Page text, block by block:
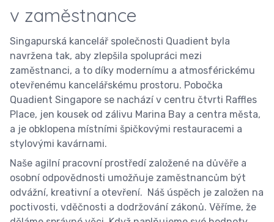
v zaměstnance
Singapurská kancelář společnosti Quadient byla
navržena tak, aby zlepšila spolupráci mezi
zaměstnanci, a to díky modernímu a atmosférickému
otevřenému kancelářskému prostoru. Pobočka
Quadient Singapore se nachází v centru čtvrti Raffles
Place, jen kousek od zálivu Marina Bay a centra města,
a je obklopena místními špičkovými restauracemi a
stylovými kavárnami.
Naše agilní pracovní prostředí založené na důvěře a
osobní odpovědnosti umožňuje zaměstnancům být
odvážní, kreativní a otevření. Náš úspěch je založen na
poctivosti, vděčnosti a dodržování zákonů. Věříme, že